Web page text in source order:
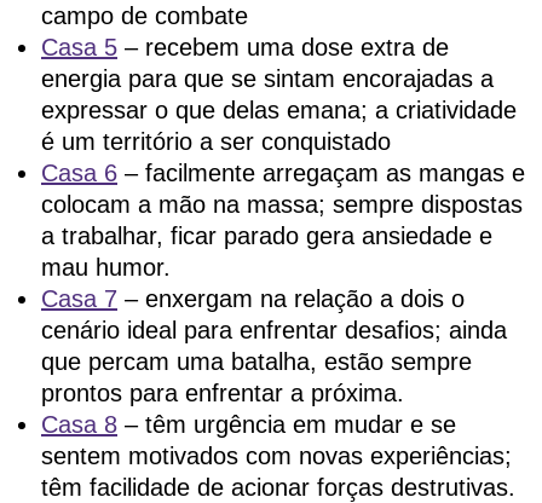
campo de combate
Casa 5 – recebem uma dose extra de
energia para que se sintam encorajadas a
expressar o que delas emana; a criatividade
é um território a ser conquistado
Casa 6 – facilmente arregaçam as mangas e
colocam a mão na massa; sempre dispostas
a trabalhar, ficar parado gera ansiedade e
mau humor.
Casa 7 – enxergam na relação a dois o
cenário ideal para enfrentar desafios; ainda
que percam uma batalha, estão sempre
prontos para enfrentar a próxima.
Casa 8 – têm urgência em mudar e se
sentem motivados com novas experiências;
têm facilidade de acionar forças destrutivas.